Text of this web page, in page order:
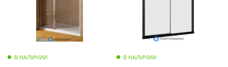
В НАЛИЧИИ В НАЛИЧИИ